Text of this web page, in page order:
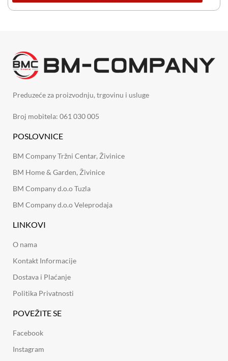
Preduzeće za proizvodnju, trgovinu i usluge
Broj mobitela: 061 030 005
POSLOVNICE
BM Company Tržni Centar, Živinice
BM Home & Garden, Živinice
BM Company d.o.o Tuzla
BM Company d.o.o Veleprodaja
LINKOVI
O nama
Kontakt Informacije
Dostava i Plaćanje
Politika Privatnosti
POVEŽITE SE
Facebook
Instagram